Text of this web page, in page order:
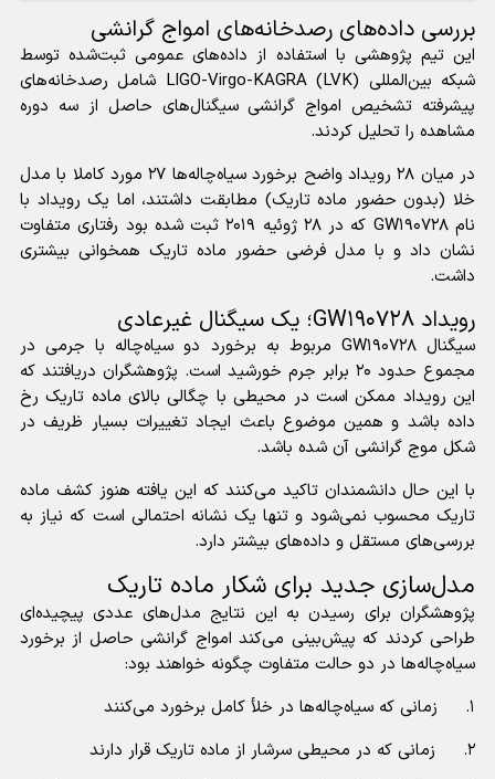
بررسی داده‌های رصدخانه‌های امواج گرانشی
این تیم پژوهشی با استفاده از داده‌های عمومی ثبت‌شده توسط
شبکه بین‌المللی LIGO-Virgo-KAGRA (LVK) شامل رصدخانه‌های
پیشرفته تشخیص امواج گرانشی سیگنال‌های حاصل از سه دوره
مشاهده را تحلیل کردند.
در میان ۲۸ رویداد واضح برخورد سیاه‌چاله‌ها ۲۷ مورد کاملا با مدل
خلا (بدون حضور ماده تاریک) مطابقت داشتند، اما یک رویداد با
نام GW۱۹۰۷۲۸ که در ۲۸ ژوئیه ۲۰۱۹ ثبت شده بود رفتاری متفاوت
نشان داد و با مدل فرضی حضور ماده تاریک همخوانی بیشتری
داشت.
رویداد GW۱۹۰۷۲۸؛ یک سیگنال غیرعادی
سیگنال GW۱۹۰۷۲۸ مربوط به برخورد دو سیاه‌چاله با جرمی در
مجموع حدود ۲۰ برابر جرم خورشید است. پژوهشگران دریافتند که
این رویداد ممکن است در محیطی با چگالی بالای ماده تاریک رخ
داده باشد و همین موضوع باعث ایجاد تغییرات بسیار ظریف در
شکل موج گرانشی آن شده باشد.
با این حال دانشمندان تاکید می‌کنند که این یافته هنوز کشف ماده
تاریک محسوب نمی‌شود و تنها یک نشانه احتمالی است که نیاز به
بررسی‌های مستقل و داده‌های بیشتر دارد.
مدل‌سازی جدید برای شکار ماده تاریک
پژوهشگران برای رسیدن به این نتایج مدل‌های عددی پیچیده‌ای
طراحی کردند که پیش‌بینی می‌کند امواج گرانشی حاصل از برخورد
سیاه‌چاله‌ها در دو حالت متفاوت چگونه خواهند بود:
۱. زمانی که سیاه‌چاله‌ها در خلأ کامل برخورد می‌کنند
۲. زمانی که در محیطی سرشار از ماده تاریک قرار دارند